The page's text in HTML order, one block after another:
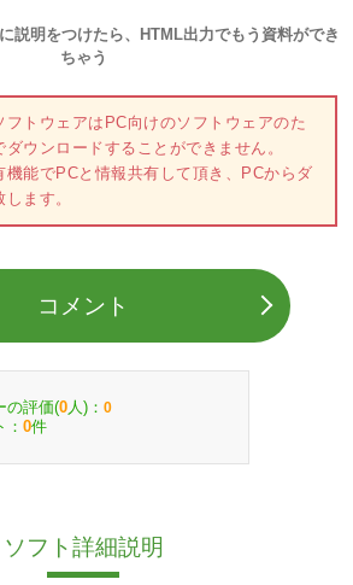
説明をつけたら、HTML出力でもう資料ができ
ちゃう
フトウェアはPC向けのソフトウェアのた
ウンロードすることができません。
機能でPCと情報共有して頂き、PCからダ
ます。
コメント
の評価(0 人)： 0
： 0件
ソフト詳細説明